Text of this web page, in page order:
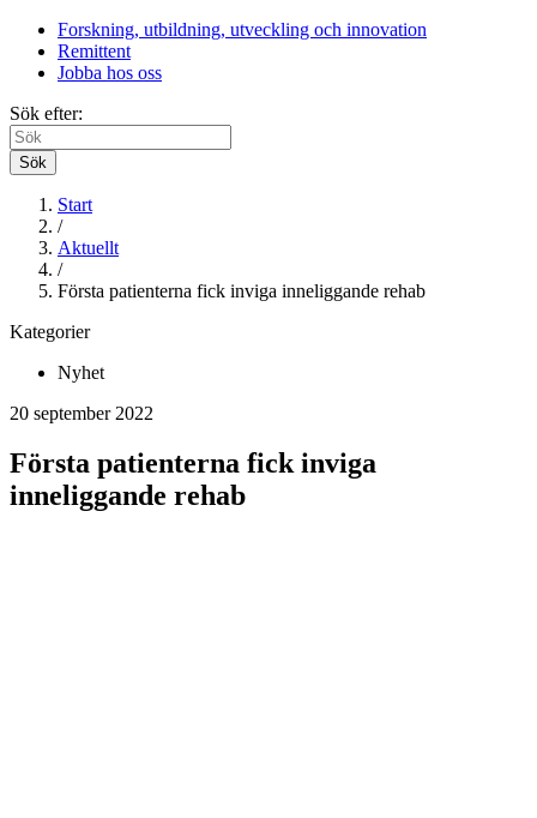
Forskning, utbildning, utveckling och innovation
Remittent
Jobba hos oss
Sök efter:
Sök
Start
/
Aktuellt
/
Första patienterna fick inviga inneliggande rehab
Kategorier
Nyhet
20 september 2022
Första patienterna fick inviga
inneliggande rehab